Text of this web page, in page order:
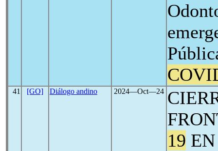
41 [GO] Diálogo andino 2024―Oct―24
19